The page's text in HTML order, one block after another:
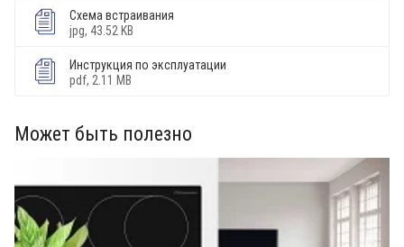
Схема встраивания
jpg, 43.52 KB
Инструкция по эксплуатации
pdf, 2.11 MB
Может быть полезно